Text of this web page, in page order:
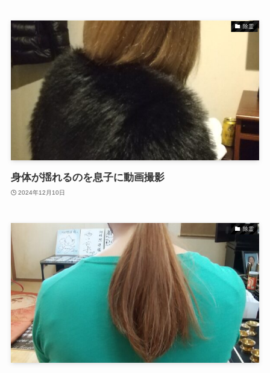
除霊
身体が揺れるのを息子に動画撮影
2024年12月10日
除霊